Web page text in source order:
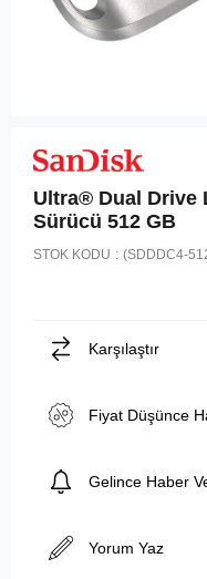
Ultra® Dual Drive
Sürücü 512 GB
STOK KODU (SDDDC4-
Karşılaştır
Fiyat Düşünce
Gelince Haber
Yorum Yaz